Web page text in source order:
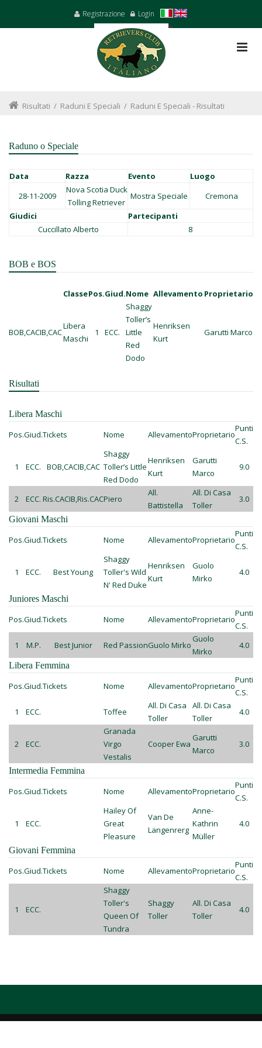
Registrazione Login
Risultati / Raduni E Speciali / Raduni E Speciali - Risultati
Raduno o Speciale
Data Razza Evento
Luogo
28-11-2009
Nova Scotia Duck
Tolling Retriever
Mostra Speciale
Cremona
Giudici
Partecipanti
Cuccillato Alberto
8
BOB e BOS
ClassePos.Giud.Nome Allevamento Proprietario
BOB,CACIB,CAC
Libera
Maschi
1 ECC.
Shaggy
Toller’s
Little
Red
Dodo
Henriksen
Kurt
Garutti Marco
Risultati
Libera Maschi
Pos.Giud.Tickets Nome AllevamentoProprietario
Punti
C.S.
1 ECC. BOB,CACIB,CAC
Shaggy
Toller’s Little
Red Dodo
Henriksen
Kurt
Garutti
Marco
9.0
2 ECC. Ris.CACIB,Ris.CACPiero
All.
Battistella
All. Di Casa
Toller
3.0
Giovani Maschi
Pos.Giud.Tickets Nome AllevamentoProprietario
Punti
C.S.
1 ECC. Best Young
Shaggy
Toller's Wild
N' Red Duke
Henriksen
Kurt
Guolo
Mirko
4.0
Juniores Maschi
Pos.Giud.Tickets Nome AllevamentoProprietario
Punti
C.S.
1
M.P. Best Junior Red PassionGuolo Mirko
Guolo
Mirko
4.0
Libera Femmina
Pos.Giud.Tickets Nome AllevamentoProprietario
Punti
C.S.
1
ECC. Toffee
All. Di Casa
Toller
All. Di Casa
Toller
4.0
2 ECC.
Granada
Virgo
Vestalis
Cooper Ewa
Garutti
Marco
3.0
Intermedia Femmina
Pos.Giud.Tickets Nome AllevamentoProprietario
Punti
C.S.
1 ECC.
Hailey Of
Great
Pleasure
Van De
Langenrerg
Anne-
Kathrin
Müller
4.0
Giovani Femmina
Pos.Giud.Tickets Nome AllevamentoProprietario
Punti
C.S.
1 ECC.
Shaggy
Toller's
Queen Of
Tundra
Shaggy
Toller
All. Di Casa
Toller
4.0